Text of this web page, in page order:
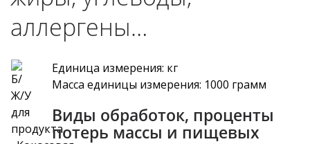
аллергены…
Единица измерения: кг
Масса единицы измерения: 1000 грамм
Виды обработок, проценты
потерь массы и пищевых